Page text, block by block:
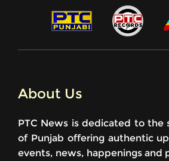
About Us
PTC News is dedicated to the
of Punjab offering authentic
events, news, happenings and